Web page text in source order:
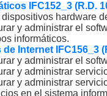
IFC152_3 (R.D.
hardware
y administrar el
informáticos.
Internet IFC156_3
y administrar el
y administrar
y administrar
en el sistema